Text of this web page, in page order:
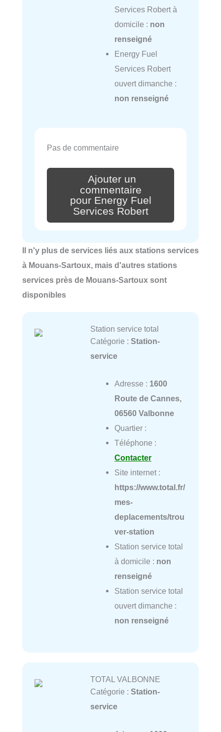
Services Robert à
domicile : non
renseigné
Energy Fuel
Services Robert
ouvert dimanche :
non renseigné
Pas de commentaire
Ajouter un
commentaire
pour Energy Fuel
Services Robert
Il n'y plus de services liés aux stations services
à Mouans-Sartoux, mais d'autres stations
services près de Mouans-Sartoux sont
disponibles
Station service total
Catégorie : Station-
service
Adresse : 1600
Route de Cannes,
06560 Valbonne
Quartier :
Téléphone :
Contacter
Site internet :
https://www.total.fr/
mes-
deplacements/trou
ver-station
Station service total
à domicile : non
renseigné
Station service total
ouvert dimanche :
non renseigné
TOTAL VALBONNE
Catégorie : Station-
service